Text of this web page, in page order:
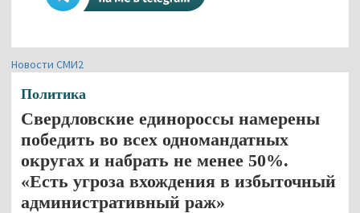
Новости СМИ2
Политика
Свердловские единороссы намерены
победить во всех одномандатных
округах и набрать не менее 50%.
«Есть угроза вхождения в избыточный
административный раж»